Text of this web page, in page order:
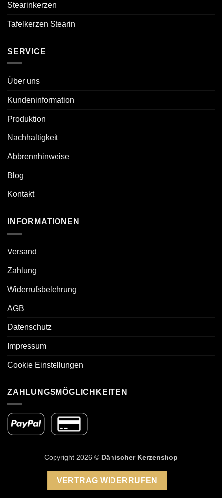
Stearinkerzen
Tafelkerzen Stearin
SERVICE
Über uns
Kundeninformation
Produktion
Nachhaltigkeit
Abbrennhinweise
Blog
Kontakt
INFORMATIONEN
Versand
Zahlung
Widerrufsbelehrung
AGB
Datenschutz
Impressum
Cookie Einstellungen
ZAHLUNGSMÖGLICHKEITEN
Copyright 2026 © Dänischer Kerzenshop
VERTRAG WIDERRUFEN